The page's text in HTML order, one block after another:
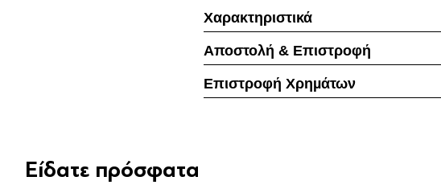
Χαρακτηριστικά
Αποστολή & Επιστροφή
Επιστροφή Χρηµάτων
Είδατε πρόσφατα